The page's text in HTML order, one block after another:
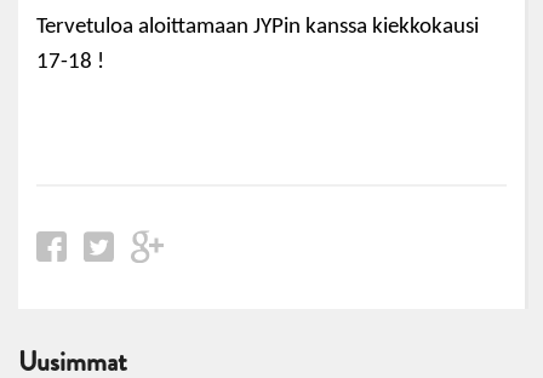
Tervetuloa aloittamaan JYPin kanssa kiekkokausi
17-18 !
Uusimmat